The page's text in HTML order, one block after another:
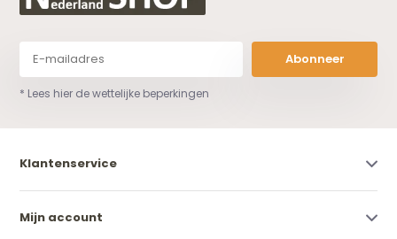
Abonneer
* Lees hier de wettelijke beperkingen
Klantenservice
Mijn account